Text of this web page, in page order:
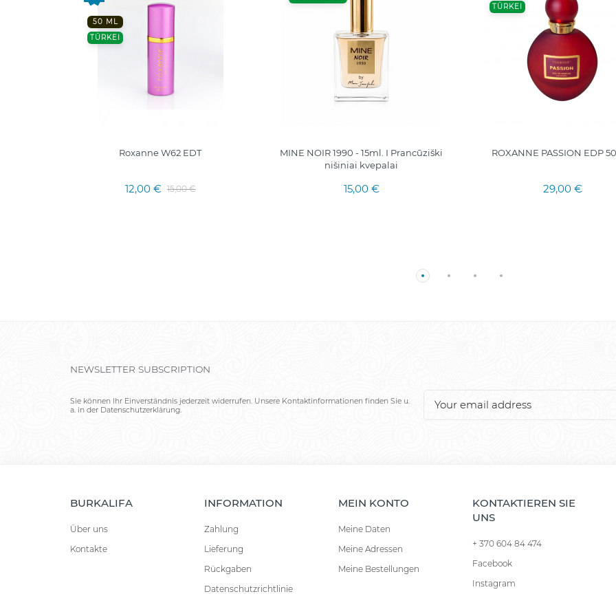
50 ML
TÜRKEI
Roxanne W62 EDT
12,00 € 15,00 €
MINE NOIR 1990 - 15ml. I Prancūziški
nišiniai kvepalai
15,00 €
TÜRKEI
ROXANNE PASSION EDP
29,00 €
NEWSLETTER SUBSCRIPTION
Sie können Ihr Einverständnis jederzeit widerrufen. Unsere Kontaktinformationen finden Sie u.
a. in der Datenschutzerklärung.
BURKALIFA
Über uns
Kontakte
INFORMATION
Zahlung
Lieferung
Rückgaben
Datenschutzrichtlinie
MEIN KONTO
Meine Daten
Meine Adressen
Meine Bestellungen
KONTAKTIEREN SIE
UNS
+ 370 604 84 474
Facebook
Instagram